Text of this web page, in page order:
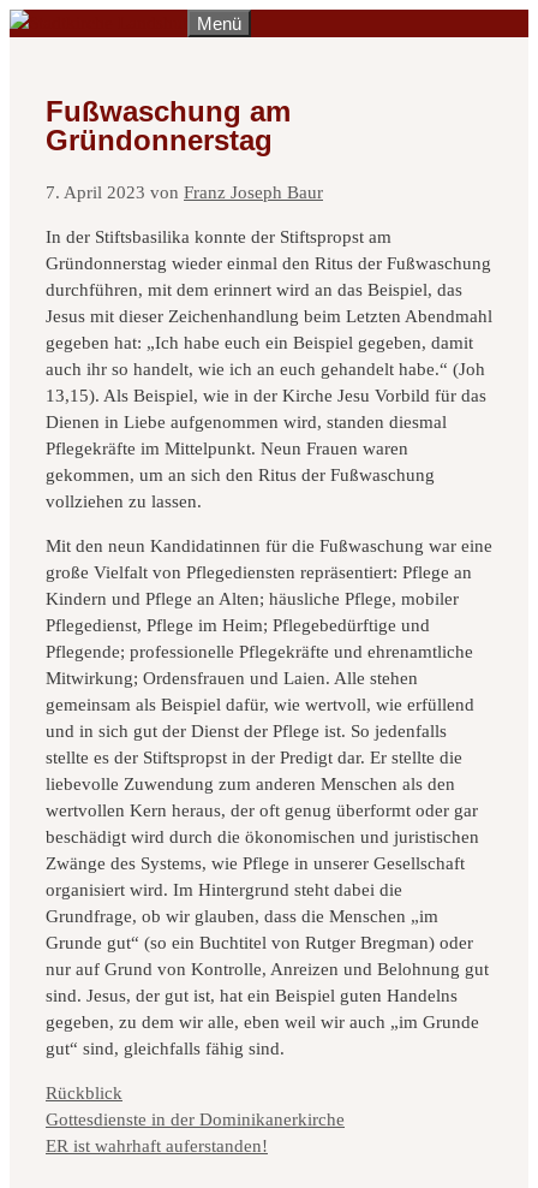
Zum
Menü
Fußwaschung am
Gründonnerstag
7. April 2023 von Franz Joseph Baur
In der Stiftsbasilika konnte der Stiftspropst am
Gründonnerstag wieder einmal den Ritus der Fußwaschung
durchführen, mit dem erinnert wird an das Beispiel, das
Jesus mit dieser Zeichenhandlung beim Letzten Abendmahl
gegeben hat: „Ich habe euch ein Beispiel gegeben, damit
auch ihr so handelt, wie ich an euch gehandelt habe.“ (Joh
13,15). Als Beispiel, wie in der Kirche Jesu Vorbild für das
Dienen in Liebe aufgenommen wird, standen diesmal
Pflegekräfte im Mittelpunkt. Neun Frauen waren
gekommen, um an sich den Ritus der Fußwaschung
vollziehen zu lassen.
Mit den neun Kandidatinnen für die Fußwaschung war eine
große Vielfalt von Pflegediensten repräsentiert: Pflege an
Kindern und Pflege an Alten; häusliche Pflege, mobiler
Pflegedienst, Pflege im Heim; Pflegebedürftige und
Pflegende; professionelle Pflegekräfte und ehrenamtliche
Mitwirkung; Ordensfrauen und Laien. Alle stehen
gemeinsam als Beispiel dafür, wie wertvoll, wie erfüllend
und in sich gut der Dienst der Pflege ist. So jedenfalls
stellte es der Stiftspropst in der Predigt dar. Er stellte die
liebevolle Zuwendung zum anderen Menschen als den
wertvollen Kern heraus, der oft genug überformt oder gar
beschädigt wird durch die ökonomischen und juristischen
Zwänge des Systems, wie Pflege in unserer Gesellschaft
organisiert wird. Im Hintergrund steht dabei die
Grundfrage, ob wir glauben, dass die Menschen „im
Grunde gut“ (so ein Buchtitel von Rutger Bregman) oder
nur auf Grund von Kontrolle, Anreizen und Belohnung gut
sind. Jesus, der gut ist, hat ein Beispiel guten Handelns
gegeben, zu dem wir alle, eben weil wir auch „im Grunde
gut“ sind, gleichfalls fähig sind.
Kategorien
Rückblick
Gottesdienste in der Dominikanerkirche
ER ist wahrhaft auferstanden!